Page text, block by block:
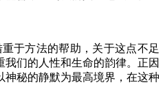
于方法的帮助，关于这点不足
们的人性和生命的韵律。正因
神秘的静默为最高境界，在这种